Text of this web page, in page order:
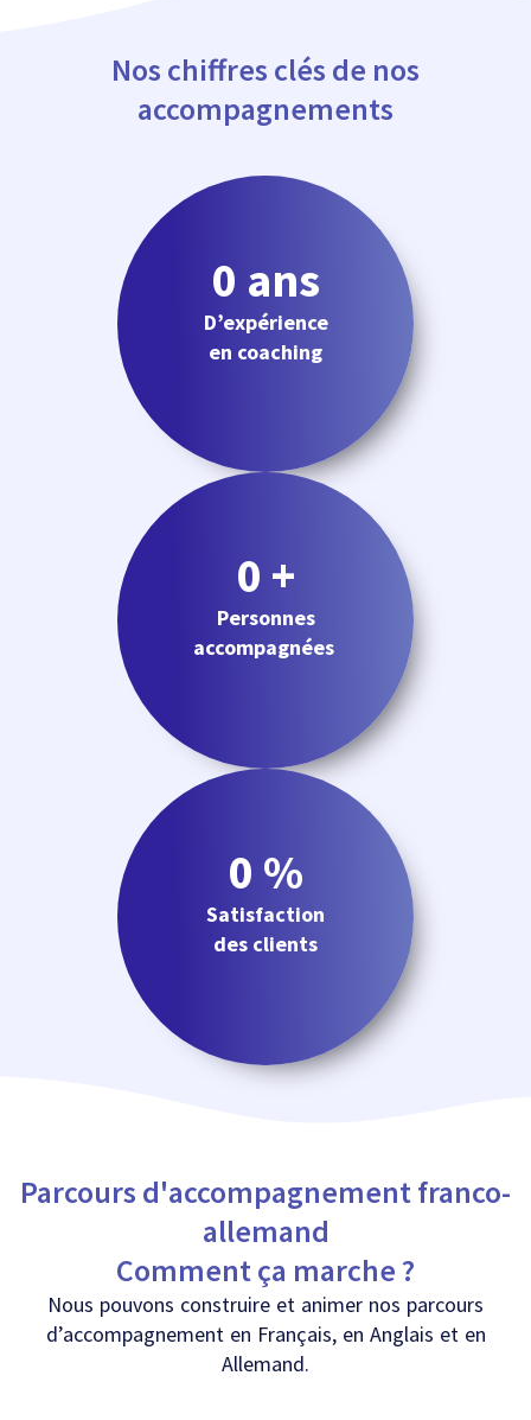
Nos chiffres clés de nos
accompagnements
0 ans
D’expérience
en coaching
0 +
Personnes
accompagnées
0 %
Satisfaction
des clients
Parcours d'accompagnement franco-
allemand
Comment ça marche ?
Nous pouvons construire et animer nos parcours
d’accompagnement en Français, en Anglais et en
Allemand.